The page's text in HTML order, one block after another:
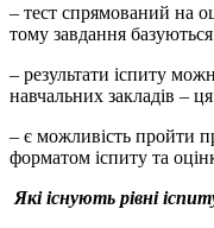
– тест спрямований на
тому завдання
– результати іспиту
навчальних закладів –
– є можливість пройти
форматом іспиту та
Які існують рівні